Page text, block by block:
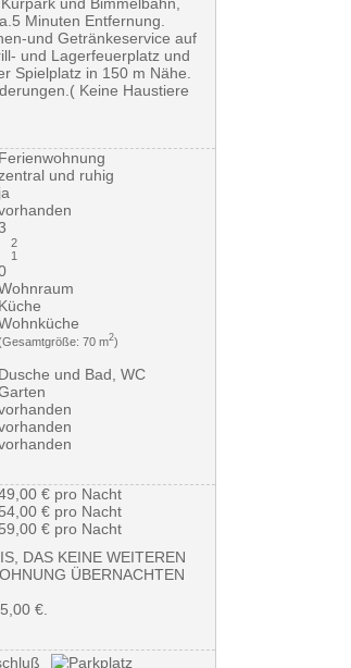
Minuten Entfernung.
und Getränkeservice auf
und Lagerfeuerplatz und
Spielplatz in 150 m Nähe.
Keine Haustiere
Ferienwohnung
und ruhig
ja
2
1
Küche
70 m2)
Dusche und Bad, WC
€ pro Nacht
54,00 € pro Nacht
59,00 € pro Nacht
DAS KEINE WEITEREN
ÜBERNACHTEN
€.